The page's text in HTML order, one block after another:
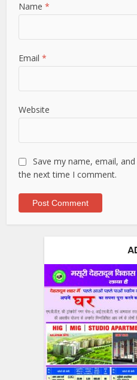
Name*
Email*
Website
Save my name, email,
the next time I comment.